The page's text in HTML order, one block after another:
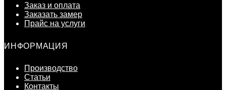
Заказ и оплата
Заказать замер
Прайс на услуги
ИНФОРМАЦИЯ
Производство
Статьи
Контакты